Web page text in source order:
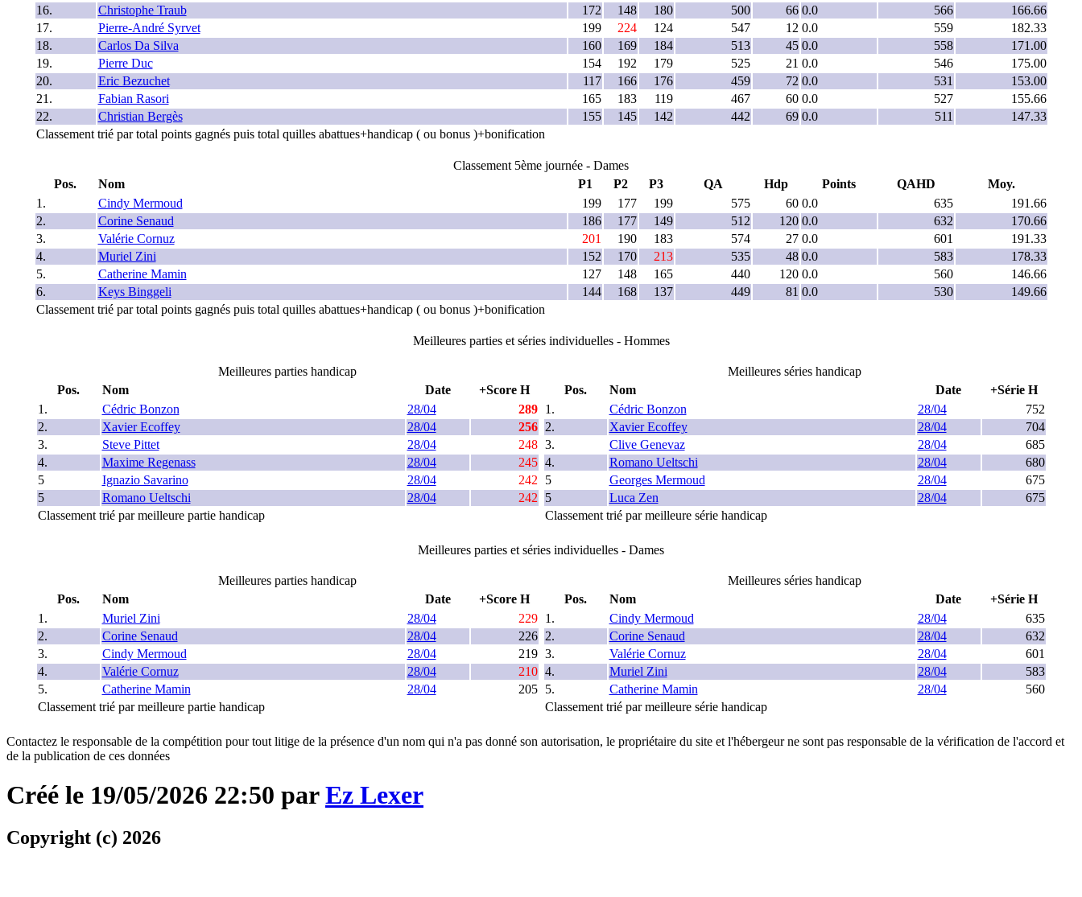
16.
Christophe Traub 172 148 180 500 66 0.0 566
166.66
17.
Pierre-André Syrvet 199 224 124 547 12 0.0 559
182.33
18.
Carlos Da Silva 160 169 184 513 45 0.0 558
171.00
19.
Pierre Duc 154 192 179 525 21 0.0 546
175.00
20.
Eric Bezuchet 117 166 176 459 72 0.0 531
153.00
21.
Fabian Rasori 165 183 119 467 60 0.0 527
155.66
22.
Christian Bergès 155 145 142 442 69 0.0 511
147.33
Classement trié par total points gagnés puis total quilles abattues+handicap ( ou bonus )+bonification
Classement 5ème journée - Dames
Pos.
Nom P1 P2 P3 QA Hdp Points QAHD
Moy.
1.
Cindy Mermoud 199 177 199 575 60 0.0 635
191.66
2.
Corine Senaud 186 177 149 512 120 0.0 632
170.66
3.
Valérie Cornuz 201 190 183 574 27 0.0 601
191.33
4.
Muriel Zini 152 170 213 535 48 0.0 583
178.33
5.
Catherine Mamin 127 148 165 440 120 0.0 560
146.66
6.
Keys Binggeli 144 168 137 449 81 0.0 530
149.66
Classement trié par total points gagnés puis total quilles abattues+handicap ( ou bonus )+bonification
Meilleures parties et séries individuelles - Hommes
Meilleures parties handicap
Pos.
Nom Date
+Score H
1.
Cédric Bonzon 28/04
289
2.
Xavier Ecoffey 28/04
256
3.
Steve Pittet 28/04
248
4.
Maxime Regenass 28/04
245
5
Ignazio Savarino 28/04
242
5
Romano Ueltschi 28/04
242
Classement trié par meilleure partie handicap
Meilleures séries handicap
Pos.
Nom Date
+Série H
1.
Cédric Bonzon 28/04
752
2.
Xavier Ecoffey 28/04
704
3.
Clive Genevaz 28/04
685
4.
Romano Ueltschi 28/04
680
5
Georges Mermoud 28/04
675
5
Luca Zen 28/04
675
Classement trié par meilleure série handicap
Meilleures parties et séries individuelles - Dames
Meilleures parties handicap
Pos.
Nom Date
+Score H
1.
Muriel Zini 28/04
229
2.
Corine Senaud 28/04
226
3.
Cindy Mermoud 28/04
219
4.
Valérie Cornuz 28/04
210
5.
Catherine Mamin 28/04
205
Classement trié par meilleure partie handicap
Meilleures séries handicap
Pos.
Nom Date
+Série H
1.
Cindy Mermoud 28/04
635
2.
Corine Senaud 28/04
632
3.
Valérie Cornuz 28/04
601
4.
Muriel Zini 28/04
583
5.
Catherine Mamin 28/04
560
Classement trié par meilleure série handicap
Contactez le responsable de la compétition pour tout litige de la présence d'un nom qui n'a pas donné son autorisation, le propriétaire du site et l'hébergeur ne sont pas responsable de la vérification de l'accord et
de la publication de ces données
Créé le 19/05/2026 22:50 parEz Lexer
Copyright (c) 2026